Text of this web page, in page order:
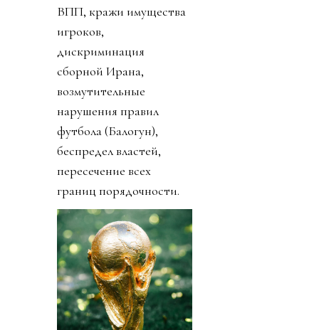
ВПП, кражи имущества
игроков,
дискриминация
сборной Ирана,
возмутительные
нарушения правил
футбола (Балогун),
беспредел властей,
пересечение всех
границ порядочности.